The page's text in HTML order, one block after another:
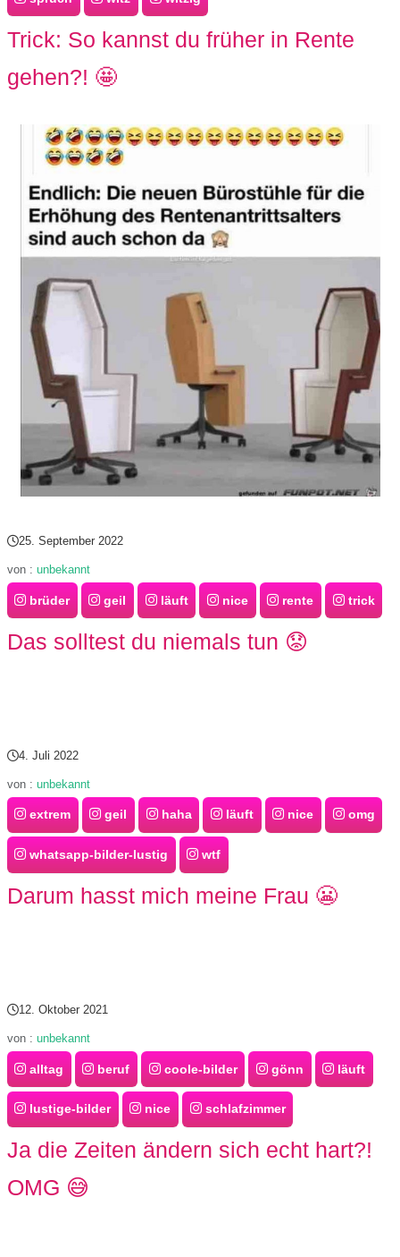
Trick: So kannst du früher in Rente
gehen?! 🤩
25. September 2022
von : unbekannt
brüder geil läuft nice rente trick
Das solltest du niemals tun 😟
4. Juli 2022
von : unbekannt
extrem geil haha läuft nice omg
whatsapp-bilder-lustig wtf
Darum hasst mich meine Frau 😬
12. Oktober 2021
von : unbekannt
alltag beruf coole-bilder gönn läuft
lustige-bilder nice schlafzimmer
Ja die Zeiten ändern sich echt hart?!
OMG 😅